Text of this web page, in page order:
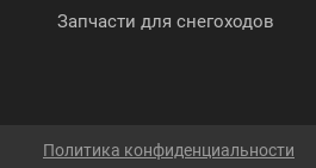
Запчасти для снегоходов
Политика конфиденциальности